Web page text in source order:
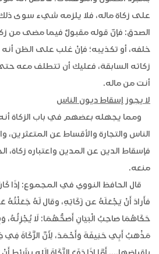
على زكاة ماله، فلا يلزمه شيء سوى ذلك
الصدق: فإنّ قوله مقبولٌ فيما مضى من
خلفه، أو تكذيبه؛ فإنْ غلب على الظن أنه
زكاته السابقة، فعليك أن تتطلف معه
أنت من ماله.
لا يجوز إسقاط ديون الناس
ومما يجهله بعضهم في باب الزكاة أنه
الناس والتجارة والأقساط عن المتعثرين،
فإسقاط الدين عن المدين واعتباره
منعه.
قال الحافظ النووي في المجموع: إذَا
فأَرادَ أَنْ يَجْعَلَهُ عن زَكَاتِهِ، وقال لَهُ
حَكَاهُمَا صَاحِبُ الْبَيَانِ أَصَحُّهُمَا: لَا يُجْزِئُهُ،
مَذْهَبُ أَبِي حَنِيفَةَ وَأَحْمَدَ، لِأَنَّ الزَّكَاةَ فِي